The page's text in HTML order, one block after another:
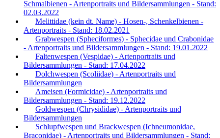
Schmalbienen - Artenportraits und Bildersammlungen - Stand:
02.03.2022
Melittidae (kein dt. Name) - Hosen-, Schenkelbienen -
Artenportraits - Stand: 18.02.2021
Grabwespen (Spheciformes) - Sphecidae und Crabonidae
- Artenportraits und Bildersammlungen - Stand: 19.01.2022
Faltenwespen (Vespidae) - Artenportraits und
Bildersammlungen - Stand: 17.04.2022
Dolchwespen (Scoliidae) - Artenportraits und
Bildersammlungen
Ameisen (Formicidae) - Artenportraits und
Bildersammlungen - Stand: 19.12.2022
Goldwespen (Chrysididae) - Artenportraits und
Bildersammlungen
Schlupfwespen und Brackwespen (Ichneumonidae,
Braconidae) - Artenportraits und Bildersammlungen - Stand: